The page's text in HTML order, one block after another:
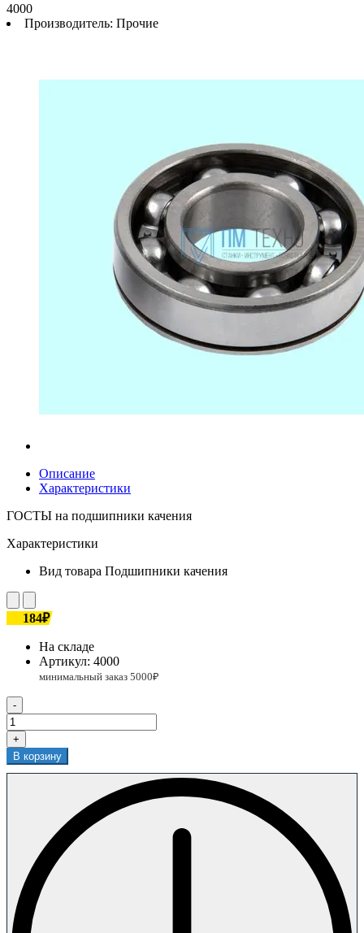
4000
Производитель: Прочие
Описание
Характеристики
ГОСТЫ на подшипники качения
Характеристики
Вид товара Подшипники качения
184₽
На складе
Артикул: 4000
-
+
В корзину